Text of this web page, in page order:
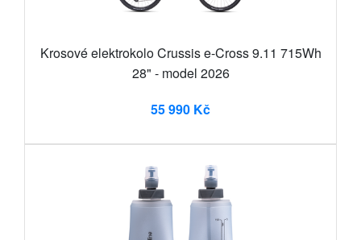
Krosové elektrokolo Crussis e-Cross 9.11 715Wh
28" - model 2026
55 990 Kč